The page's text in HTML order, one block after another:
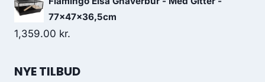
77x47x36,5cm
1,359.00 kr.
NYE TILBUD